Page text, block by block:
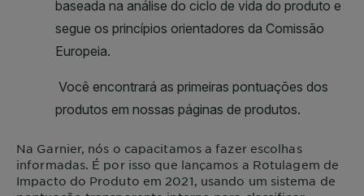
Na Garnier, nós o capacitamos a fazer escolhas
informadas. É por isso que lançamos a Rotulagem de
Impacto do Produto em 2021, usando um sistema de